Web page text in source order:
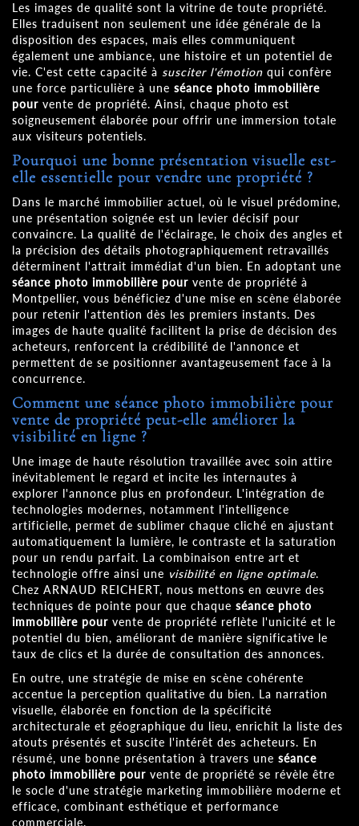
Les images de qualité sont la vitrine de toute propriété.
Elles traduisent non seulement une idée générale de la
disposition des espaces, mais elles communiquent
également une ambiance, une histoire et un potentiel de
vie. C'est cette capacité à susciter l'émotion qui confère
une force particulière à une séance photo immobilière
pour vente de propriété. Ainsi, chaque photo est
soigneusement élaborée pour offrir une immersion totale
aux visiteurs potentiels.
Pourquoi une bonne présentation visuelle est-
elle essentielle pour vendre une propriété ?
Dans le marché immobilier actuel, où le visuel prédomine,
une présentation soignée est un levier décisif pour
convaincre. La qualité de l'éclairage, le choix des angles et
la précision des détails photographiquement retravaillés
déterminent l'attrait immédiat d'un bien. En adoptant une
séance photo immobilière pour vente de propriété à
Montpellier, vous bénéficiez d'une mise en scène élaborée
pour retenir l'attention dès les premiers instants. Des
images de haute qualité facilitent la prise de décision des
acheteurs, renforcent la crédibilité de l'annonce et
permettent de se positionner avantageusement face à la
concurrence.
Comment une séance photo immobilière pour
vente de propriété peut-elle améliorer la
visibilité en ligne ?
Une image de haute résolution travaillée avec soin attire
inévitablement le regard et incite les internautes à
explorer l'annonce plus en profondeur. L'intégration de
technologies modernes, notamment l'intelligence
artificielle, permet de sublimer chaque cliché en ajustant
automatiquement la lumière, le contraste et la saturation
pour un rendu parfait. La combinaison entre art et
technologie offre ainsi une visibilité en ligne optimale.
Chez ARNAUD REICHERT, nous mettons en œuvre des
techniques de pointe pour que chaque séance photo
immobilière pour vente de propriété reflète l'unicité et le
potentiel du bien, améliorant de manière significative le
taux de clics et la durée de consultation des annonces.
En outre, une stratégie de mise en scène cohérente
accentue la perception qualitative du bien. La narration
visuelle, élaborée en fonction de la spécificité
architecturale et géographique du lieu, enrichit la liste des
atouts présentés et suscite l'intérêt des acheteurs. En
résumé, une bonne présentation à travers une séance
photo immobilière pour vente de propriété se révèle être
le socle d'une stratégie marketing immobilière moderne et
efficace, combinant esthétique et performance
commerciale.